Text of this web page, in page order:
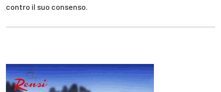
contro il suo consenso.